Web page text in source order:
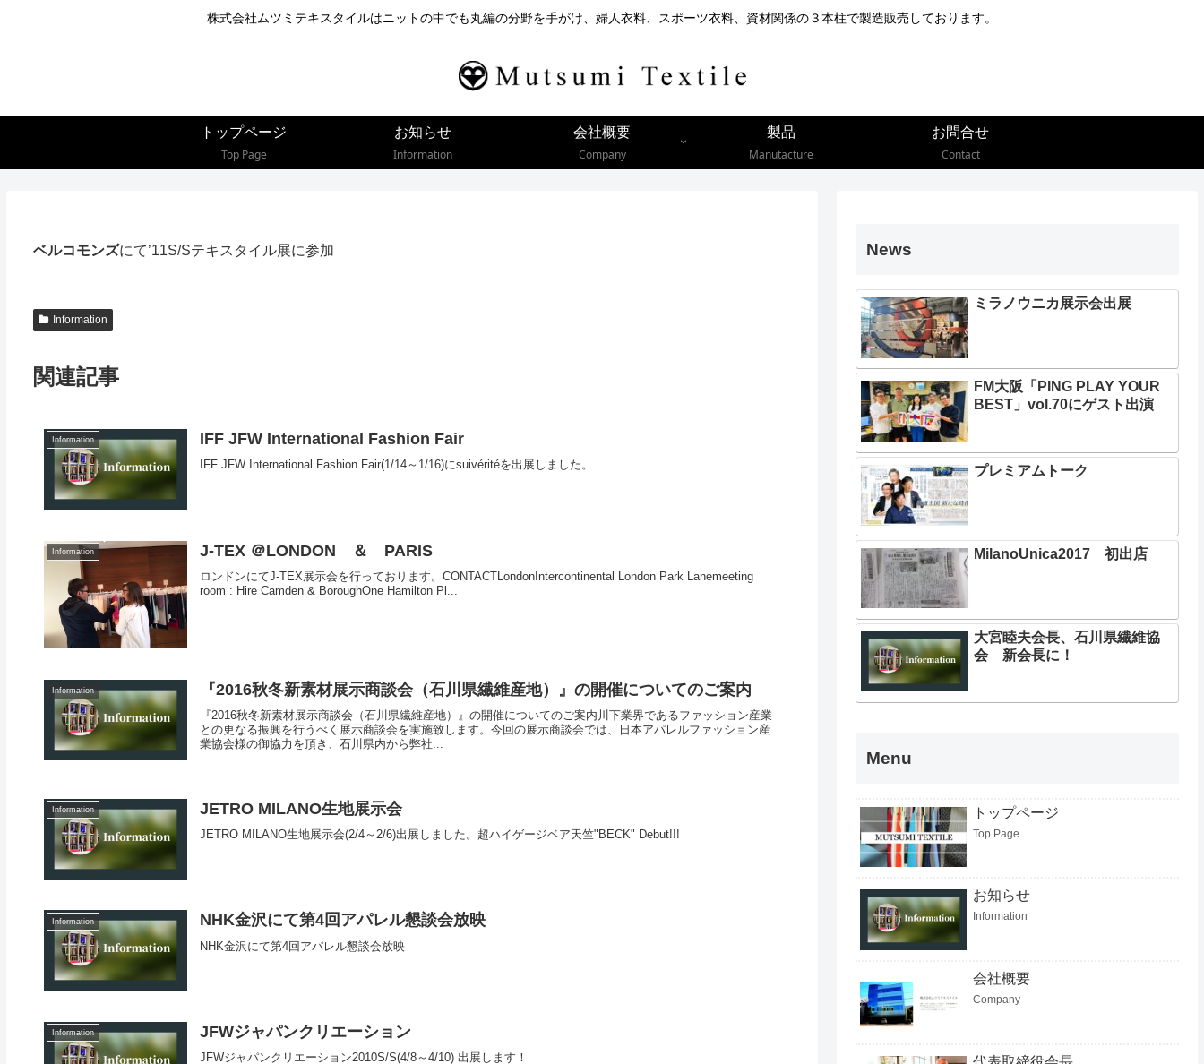
株式会社ムツミテキスタイルはニットの中でも丸編の分野を手がけ、婦人衣料、スポーツ衣料、資材関係の３本柱で製造販売しております。
トップページ
Top Page
お知らせ
Information
会社概要
Company
製品
Manutacture
お問合せ
Contact
ベルコモンズにて’11S/Sテキスタイル展に参加
Information
関連記事
Information IFF JFW International Fashion Fair
IFF JFW International Fashion Fair(1/14～1/16)にsuivéritéを出展しました。
Information J-TEX ＠LONDON ＆ PARIS
ロンドンにてJ-TEX展示会を行っております。CONTACTLondonIntercontinental London Park Lanemeeting
room : Hire Camden & BoroughOne Hamilton Pl...
Information 『2016秋冬新素材展示商談会（石川県繊維産地）』の開催についてのご案内
『2016秋冬新素材展示商談会（石川県繊維産地）』の開催についてのご案内川下業界であるファッション産業
との更なる振興を行うべく展示商談会を実施致します。今回の展示商談会では、日本アパレルファッション産
業協会様の御協力を頂き、石川県内から弊社...
Information JETRO MILANO生地展示会
JETRO MILANO生地展示会(2/4～2/6)出展しました。超ハイゲージベア天竺"BECK" Debut!!!
Information NHK金沢にて第4回アパレル懇談会放映
NHK金沢にて第4回アパレル懇談会放映
Information JFWジャパンクリエーション
JFWジャパンクリエーション2010S/S(4/8～4/10) 出展します！
News
ミラノウニカ展示会出展
FM大阪「PING PLAY YOUR
BEST」vol.70にゲスト出演
プレミアムトーク
MilanoUnica2017 初出店
大宮睦夫会長、石川県繊維協
会 新会長に！
Menu
トップページ
Top Page
お知らせ
Information
会社概要
Company